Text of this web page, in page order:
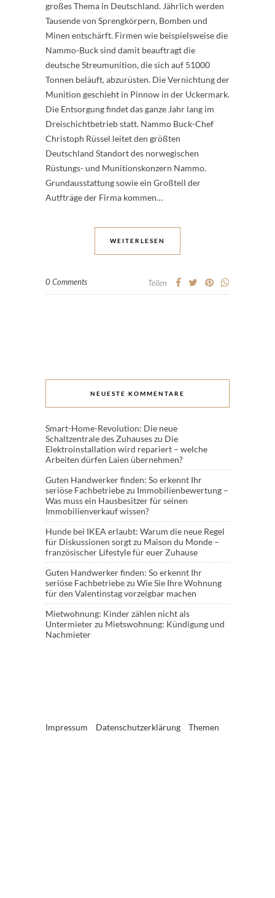
großes Thema in Deutschland. Jährlich werden
Tausende von Sprengkörpern, Bomben und
Minen entschärft. Firmen wie beispielsweise die
Nammo-Buck sind damit beauftragt die
deutsche Streumunition, die sich auf 51000
Tonnen beläuft, abzurüsten. Die Vernichtung der
Munition geschieht in Pinnow in der Uckermark.
Die Entsorgung findet das ganze Jahr lang im
Dreischichtbetrieb statt. Nammo Buck-Chef
Christoph Rüssel leitet den größten
Deutschland Standort des norwegischen
Rüstungs- und Munitionskonzern Nammo.
Grundausstattung sowie ein Großteil der
Autfträge der Firma kommen…
WEITERLESEN
0 Comments Teilen
NEUESTE KOMMENTARE
Smart-Home-Revolution: Die neue
Schaltzentrale des Zuhauseszu Die
Elektroinstallation wird repariert – welche
Arbeiten dürfen Laien übernehmen?
Guten Handwerker finden: So erkennt Ihr
seriöse Fachbetriebezu Immobilienbewertung –
Was muss ein Hausbesitzer für seinen
Immobilienverkauf wissen?
Hunde bei IKEA erlaubt: Warum die neue Regel
für Diskussionen sorgtzu Maison du Monde –
französischer Lifestyle für euer Zuhause
Guten Handwerker finden: So erkennt Ihr
seriöse Fachbetriebezu Wie Sie Ihre Wohnung
für den Valentinstag vorzeigbar machen
Mietwohnung: Kinder zählen nicht als
Untermieterzu Mietswohnung: Kündigung und
Nachmieter
Impressum Datenschutzerklärung Themen